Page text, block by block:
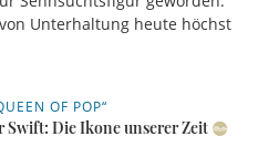
Unterhaltung heute höchst
OF POP“
Swift: Die Ikone unserer Zeit